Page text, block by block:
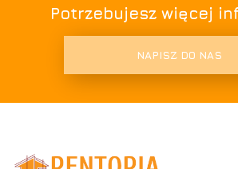
Potrzebujesz więcej
NAPISZ DO NAS